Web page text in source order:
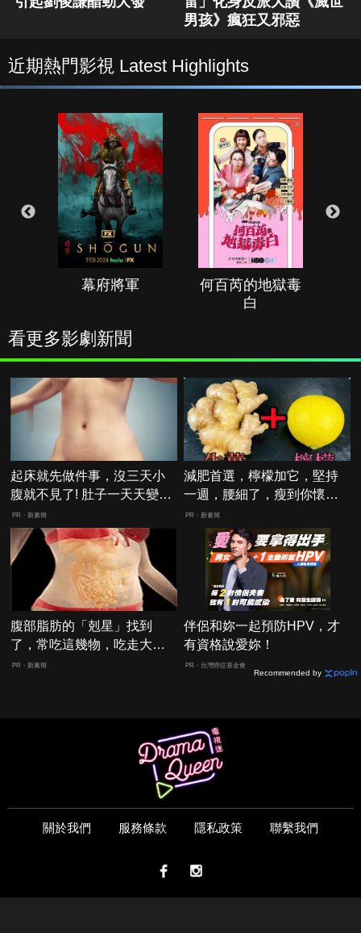
男孩》瘋狂又邪惡
近期熱門影視 Latest Highlights
幕府將軍
何百芮的地獄毒
白
看更多影劇新聞
起床就先做件事，沒三天小
腹就不見了! 肚子一天天變
小！
PR・新素簡
減肥首選，檸檬加它，堅持
一週，腰細了，瘦到你懷疑
人生
PR・新素簡
腹部脂肪的「剋星」找到
了，常吃這幾物，吃走大肚
囊，瘦出小蠻腰
PR・新素簡
伴侶和妳一起預防HPV，才
有資格說愛妳！
PR・台灣癌症基金會
Recommended by
關於我們 服務條款 隱私政策 聯繫我們